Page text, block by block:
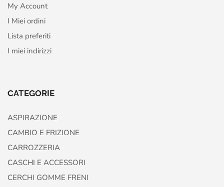
My Account
I Miei ordini
Lista preferiti
I miei indirizzi
CATEGORIE
ASPIRAZIONE
CAMBIO E FRIZIONE
CARROZZERIA
CASCHI E ACCESSORI
CERCHI GOMME FRENI